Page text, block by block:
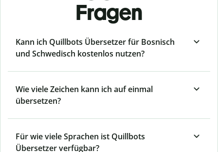
Fragen
Kann ich Quillbots Übersetzer für Bosnisch
und Schwedisch kostenlos nutzen?
Wie viele Zeichen kann ich auf einmal
übersetzen?
Für wie viele Sprachen ist Quillbots
Übersetzer verfügbar?